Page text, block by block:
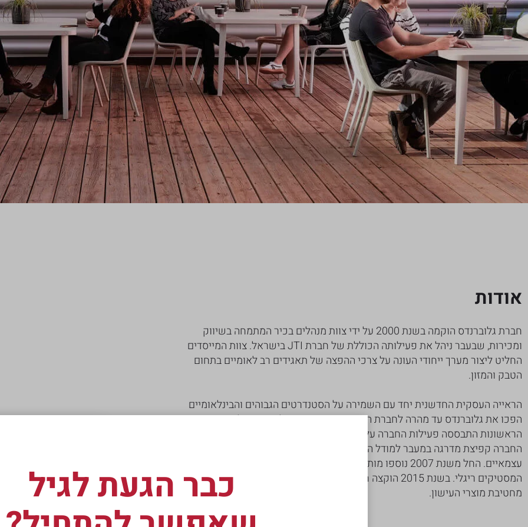
אודות
חברת גלוברנדס הוקמה בשנת 2000 על ידי צוות מנהלים בכיר המתמחה בשיווק
ומכירות, שבעבר ניהל את פעילותה הכוללת של חברת JTI בישראל. צוות המייסדים
החליט ליצור מערך ייחודי העונה על צרכי ההפצה של תאגידים רב לאומיים בתחום
הטבק והמזון.
הראייה העסקית החדשנית יחד עם השמירה על הסטנדרטים הגבוהים והבינלאומיים
הפכו את גלוברנדס עד מהרה לחברת הפצה קמעונאית מובילה בישראל. בשנותיה
החברה קפיצת מדרגה במעבר למודל הפצה ישירה במקום מודל המבוסס על מפיצים
המסטיקים ריגלי. בשנת 2015 הוקצה חטיבת ממתקים וחטיפים עצמאית נפרדת
מחטיבת מוצרי העישון.
כבר הגעת לגיל